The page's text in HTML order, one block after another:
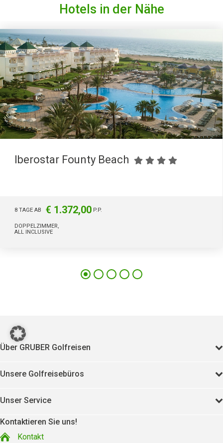
Hotels in der Nähe
Iberostar Founty Beach
8 TAGE AB € 1.372,00 P.P.
DOPPELZIMMER,
ALL INCLUSIVE
Über GRUBER Golfreisen
Unsere Golfreisebüros
Unser Service
Kontaktieren Sie uns!
Kontakt